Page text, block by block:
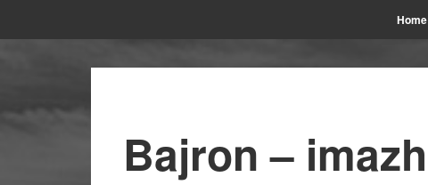
Home
Bajron –